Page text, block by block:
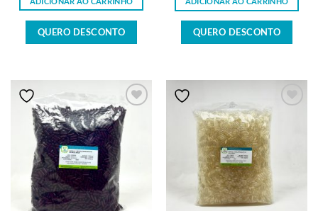
QUERO DESCONTO QUERO DESCONTO